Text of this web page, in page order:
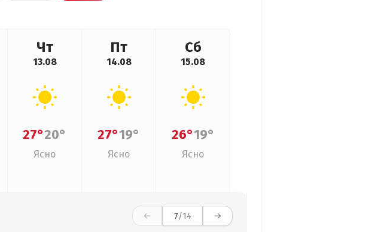
Чт
13.08
27°20°
Ясно
Пт
14.08
27°19°
Ясно
Сб
15.08
26°19°
Ясно
7/14